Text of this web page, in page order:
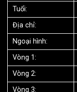
Tuổi:
Địa chỉ:
Ngoại hình:
Vòng 1:
Vòng 2:
Vòng 3: